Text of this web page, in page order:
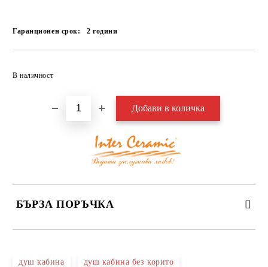
Гаранционен срок: 2години
В наличност
БЪРЗА ПОРЪЧКА
душ кабина душ кабина без корито